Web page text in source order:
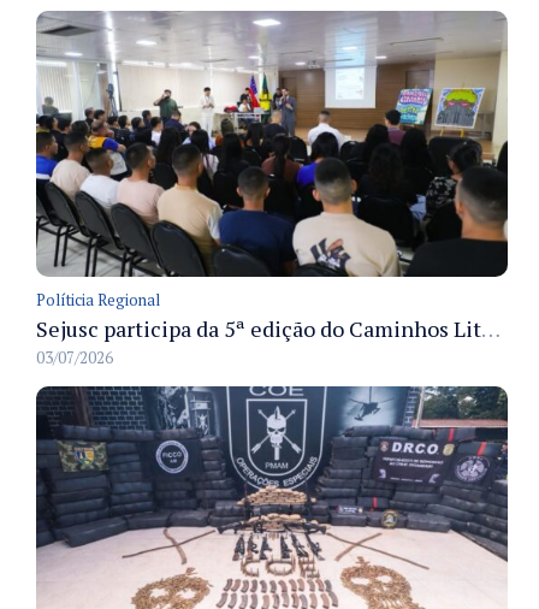
Políticia Regional
Sejusc participa da 5ª edição do Caminhos Literários com foco na cultura hip-hop nas unidades socioeducativas
03/07/2026